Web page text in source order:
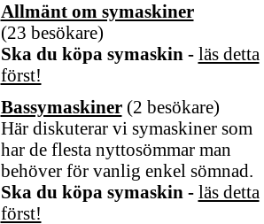
Allmänt om symaskiner
(23 besökare)
Ska du köpa symaskin - läs detta
först!
Bassymaskiner (2 besökare)
Här diskuterar vi symaskiner som
har de flesta nyttosömmar man
behöver för vanlig enkel sömnad.
Ska du köpa symaskin - läs detta
först!